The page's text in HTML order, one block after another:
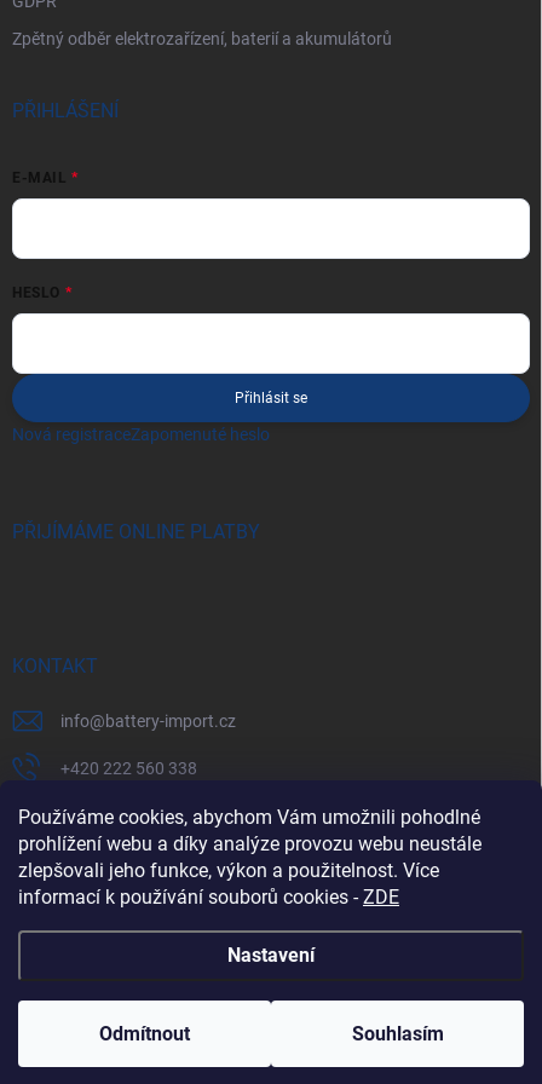
Používáme cookies, abychom Vám umožnili pohodlné
prohlížení webu a díky analýze provozu webu neustále
zlepšovali jeho funkce, výkon a použitelnost. Více
informací k používání souborů cookies -ZDE
Nastavení
Odmítnout Souhlasím
Zpětný odběr elektrozařízení, baterií a akumulátorů
PŘIHLÁŠENÍ
E-MAIL
HESLO
Přihlásit se
Nová registraceZapomenuté heslo
PŘIJÍMÁME ONLINE PLATBY
KONTAKT
info@battery-import.cz
+420 222 560 338
+420 774 969 705
Zboží.cz Heureka.cz Battery Import SK REKLAMACE
Vytvořil Shoptet
Copyright 2026 . Všechna práva vyhrazena.